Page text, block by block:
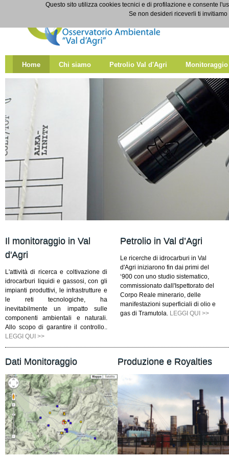
Salta al contenuto
Home Chi siamo Petrolio Val d'Agri Monitoraggio
Il monitoraggio in Val
d'Agri
L'attività di ricerca e coltivazione di
idrocarburi liquidi e gassosi, con gli
impianti produttivi, le infrastrutture e
le reti tecnologiche, ha
inevitabilmente un impatto sulle
componenti ambientali e naturali.
Allo scopo di garantire il controllo..
LEGGI QUI >>
Petrolio in Val d’Agri
Le ricerche di idrocarburi in Val
d'Agri iniziarono fin dai primi del
‘900 con uno studio sistematico,
commissionato dall'Ispettorato del
Corpo Reale minerario, delle
manifestazioni superficiali di olio e
gas di Tramutola. LEGGI QUI >>
Dati Monitoraggio Produzione e Royalties
Questo sito utilizza cookies tecnici e di profilazione e consente
Se non desideri riceverli ti